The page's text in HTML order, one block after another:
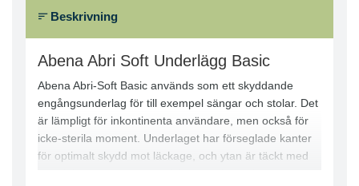
Beskrivning
Abena Abri Soft Underlägg Basic
Abena Abri-Soft Basic används som ett skyddande
engångsunderlag för till exempel sängar och stolar. Det
är lämpligt för inkontinenta användare, men också för
icke-sterila moment. Underlaget har förseglade kanter
för optimalt skydd mot läckage, och ytan är täckt med